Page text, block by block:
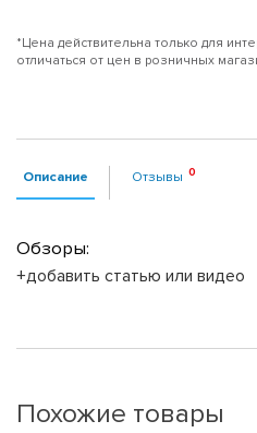
*Цена действительна только для
отличаться от цен в розничных
Описание Отзывы
Обзоры:
+добавить статью или видео
Похожие товары